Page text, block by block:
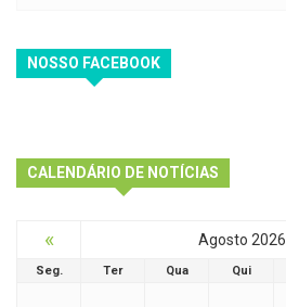
NOSSO FACEBOOK
CALENDÁRIO DE NOTÍCIAS
« Agosto 2026
Seg. Ter Qua Qui